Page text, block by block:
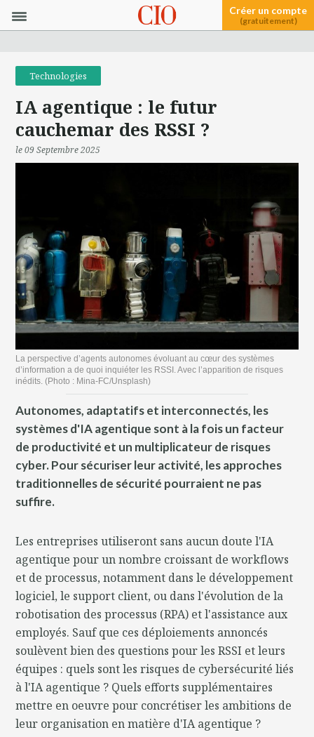
Créer un compte
(gratuitement)
Technologies
IA agentique : le futur
cauchemar des RSSI ?
le 09 Septembre 2025
La perspective d’agents autonomes évoluant au cœur des systèmes
d’information a de quoi inquiéter les RSSI. Avec l’apparition de risques
inédits. (Photo : Mina-FC/Unsplash)
Autonomes, adaptatifs et interconnectés, les
systèmes d'IA agentique sont à la fois un facteur
de productivité et un multiplicateur de risques
cyber. Pour sécuriser leur activité, les approches
traditionnelles de sécurité pourraient ne pas
suffire.
Les entreprises utiliseront sans aucun doute l'IA
agentique pour un nombre croissant de workflows
et de processus, notamment dans le développement
logiciel, le support client, ou dans l'évolution de la
robotisation des processus (RPA) et l'assistance aux
employés. Sauf que ces déploiements annoncés
soulèvent bien des questions pour les RSSI et leurs
équipes : quels sont les risques de cybersécurité liés
à l'IA agentique ? Quels efforts supplémentaires
mettre en oeuvre pour concrétiser les ambitions de
leur organisation en matière d'IA agentique ?